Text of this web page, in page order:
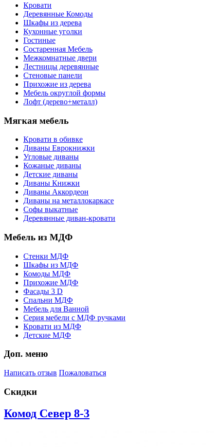
Кровати
Деревянные Комоды
Шкафы из дерева
Кухонные уголки
Гостиные
Состаренная Мебель
Межкомнатные двери
Лестницы деревянные
Стеновые панели
Прихожие из дерева
Мебель округлой формы
Лофт (дерево+металл)
Мягкая мебель
Кровати в обивке
Диваны Еврокнижки
Угловые диваны
Кожаные диваны
Детские диваны
Диваны Книжки
Диваны Аккордеон
Диваны на металлокаркасе
Софы выкатные
Деревянные диван-кровати
Мебель из МДФ
Стенки МДФ
Шкафы из МДФ
Комоды МДФ
Прихожие МДФ
Фасады 3 D
Спальни МДФ
Мебель для Ванной
Серия мебели с МДФ ручками
Кровати из МДФ
Детские МДФ
Доп. меню
Написать отзыв Пожаловаться
Скидки
Комод Север 8-3